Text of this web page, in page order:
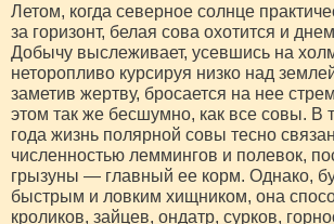
Летом, когда северное солнце
за горизонт, белая сова охотится и
Добычу выслеживает, усевшись на
неторопливо курсируя низко над
заметив жертву, бросается на нее
этом так же бесшумно, как все совы. В
года жизнь полярной совы тесно
численностью леммингов и полевок,
грызуны — главный ее корм. Однако,
быстрым и ловким хищником, она
кроликов, зайцев, ондатр, сурков,